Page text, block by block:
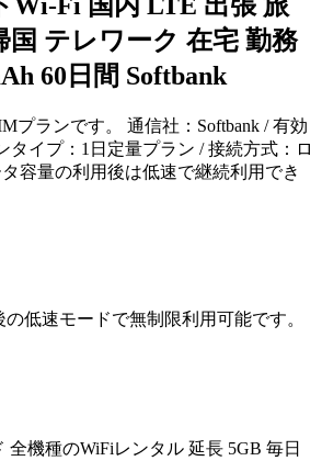
国 テレワーク 在宅 勤務
60日間 Softbank
プランです。 通信社：Softbank / 有効
タイプ：1日定量プラン / 接続方式：ロ
容量の利用後は低速で継続利用でき
の低速モードで無制限利用可能です。
全機種のWiFiレンタル 延長 5GB 毎日